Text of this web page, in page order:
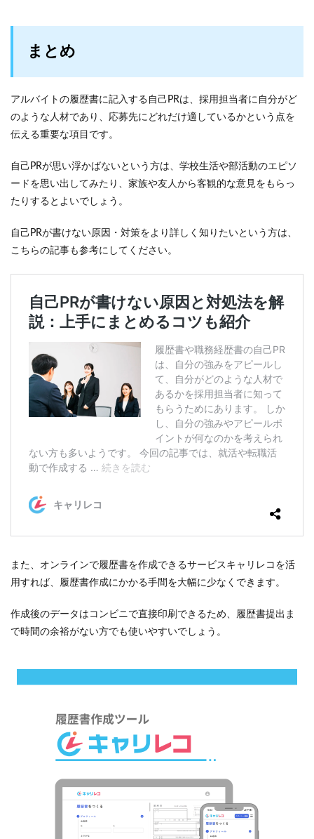
まとめ
アルバイトの履歴書に記入する自己PRは、採用担当者に自分がど
のような人材であり、応募先にどれだけ適しているかという点を
伝える重要な項目です。
自己PRが思い浮かばないという方は、学校生活や部活動のエピソ
ードを思い出してみたり、家族や友人から客観的な意見をもらっ
たりするとよいでしょう。
自己PRが書けない原因・対策をより詳しく知りたいという方は、
こちらの記事も参考にしてください。
また、オンラインで履歴書を作成できるサービスキャリレコを活
用すれば、履歴書作成にかかる手間を大幅に少なくできます。
作成後のデータはコンビニで直接印刷できるため、履歴書提出ま
で時間の余裕がない方でも使いやすいでしょう。